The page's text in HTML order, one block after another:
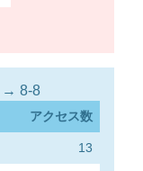
→ 8-8
アクセス数
13